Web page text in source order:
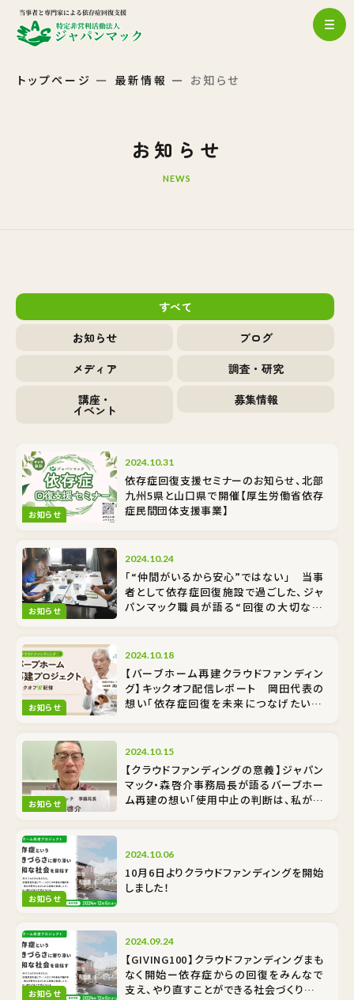
トップページ 最新情報 お知らせ
お知らせ
NEWS
すべて
お知らせ
ブログ
メディア
調査・研究
講座・
イベント
募集情報
お知らせ
2024.10.31
依存症回復支援セミナーのお知らせ、北部
九州5県と山口県で開催【厚生労働省依存
症民間団体支援事業】
お知らせ
2024.10.24
「“仲間がいるから安心”ではない」 当事
者として依存症回復施設で過ごした、ジャ
パンマック職員が語る“回復の大切な基
お知らせ
2024.10.18
【バーブホーム再建クラウドファンディン
グ】キックオフ配信レポート 岡田代表の
想い「依存症回復を未来につなげたい！」
お知らせ
2024.10.15
【クラウドファンディングの意義】ジャパン
マック・森啓介事務局長が語るバーブホー
ム再建の想い「使用中止の判断は、私が施
お知らせ
2024.10.06
10月6日よりクラウドファンディングを開始
しました！
お知らせ
2024.09.24
【GIVING100】クラウドファンディングまも
なく開始ー依存症からの回復をみんなで
支え、やり直すことができる社会づくりをご